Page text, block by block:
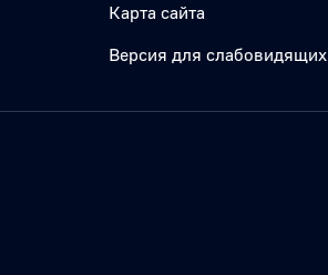
Карта сайта
Версия для слабовидящих